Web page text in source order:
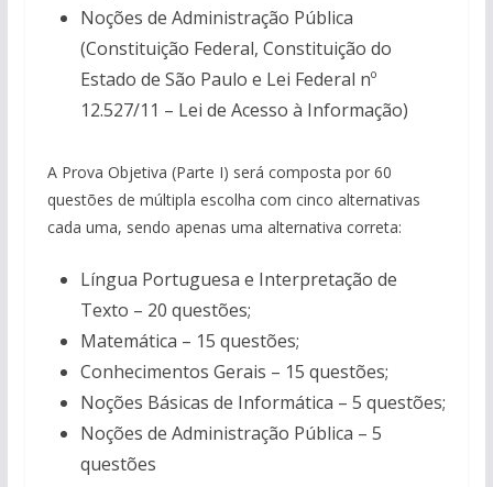
Noções de Administração Pública
(Constituição Federal, Constituição do
Estado de São Paulo e Lei Federal nº
12.527/11 – Lei de Acesso à Informação)
A Prova Objetiva (Parte I) será composta por 60
questões de múltipla escolha com cinco alternativas
cada uma, sendo apenas uma alternativa correta:
Língua Portuguesa e Interpretação de
Texto – 20 questões;
Matemática – 15 questões;
Conhecimentos Gerais – 15 questões;
Noções Básicas de Informática – 5 questões;
Noções de Administração Pública – 5
questões